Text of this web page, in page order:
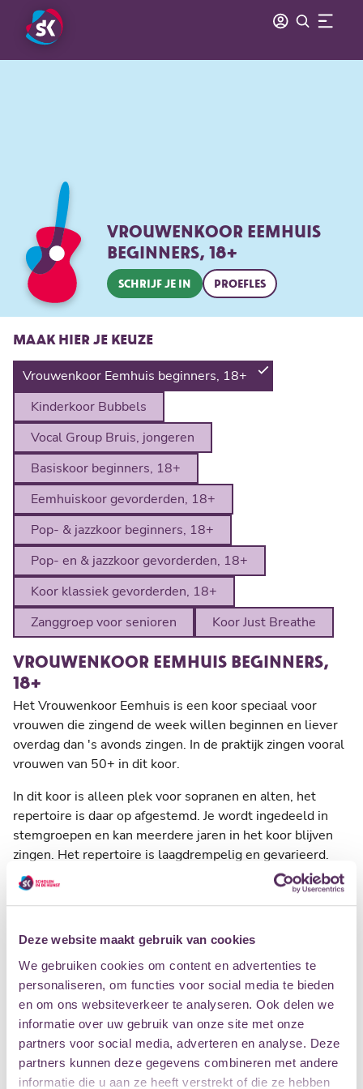
Deze website maakt gebruik van cookies
We gebruiken cookies om content en advertenties te
personaliseren, om functies voor social media te bieden
en om ons websiteverkeer te analyseren. Ook delen we
informatie over uw gebruik van onze site met onze
partners voor social media, adverteren en analyse. Deze
partners kunnen deze gegevens combineren met andere
informatie die u aan ze heeft verstrekt of die ze hebben
VROUWENKOOR EEMHUIS
BEGINNERS, 18+
SCHRIJF JE IN PROEFLES
MAAK HIER JE KEUZE
Vrouwenkoor Eemhuis beginners, 18+
Kinderkoor Bubbels
Vocal Group Bruis, jongeren
Basiskoor beginners, 18+
Eemhuiskoor gevorderden, 18+
Pop- & jazzkoor beginners, 18+
Pop- en & jazzkoor gevorderden, 18+
Koor klassiek gevorderden, 18+
Zanggroep voor senioren
Koor Just Breathe
VROUWENKOOR EEMHUIS BEGINNERS,
18+
Het Vrouwenkoor Eemhuis is een koor speciaal voor
vrouwen die zingend de week willen beginnen en liever
overdag dan 's avonds zingen. In de praktijk zingen vooral
vrouwen van 50+ in dit koor.
In dit koor is alleen plek voor sopranen en alten, het
repertoire is daar op afgestemd. Je wordt ingedeeld in
stemgroepen en kan meerdere jaren in het koor blijven
zingen. Het repertoire is laagdrempelig en gevarieerd.
We drinken na afloop nog een kop koffie met elkaar voor
wie zin heeft, want het sociale aspect vinden we ook
Gedurende het jaar zijn er meerdere momenten waarop
we zingen voor publiek. Hoogtepunten zijn het
Megakerstkoor het afsluitende Zangfeest samen met de
Zanggroep voor senioren.
PROEFLES